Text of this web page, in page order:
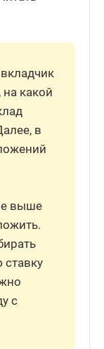
какой
в
выше
с